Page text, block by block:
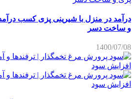
درآمد در منزل با شیرینی پزی کسب
و ساخت دسر
1400/07/08